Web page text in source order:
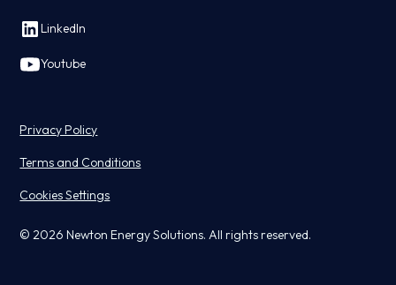
LinkedIn
Youtube
© 2026 Newton Energy Solutions. All rights reserved.
Privacy Policy
Terms and Conditions
Cookies Settings